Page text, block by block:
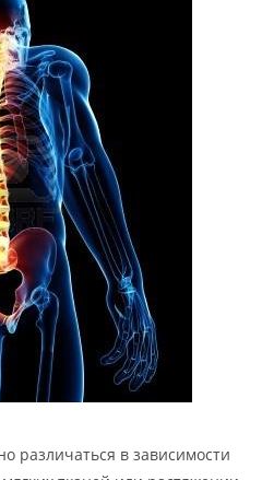
различаться в зависимости